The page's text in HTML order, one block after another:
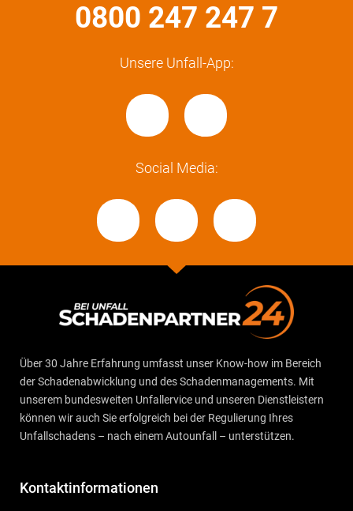
0800 247 247 7
Unsere Unfall-App:
Social Media:
Über 30 Jahre Erfahrung umfasst unser Know-how im Bereich
der Schadenabwicklung und des Schadenmanagements. Mit
unserem bundesweiten Unfallervice und unseren Dienstleistern
können wir auch Sie erfolgreich bei der Regulierung Ihres
Unfallschadens – nach einem Autounfall – unterstützen.
Kontaktinformationen